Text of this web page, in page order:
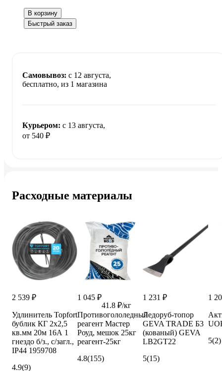
В корзину
Быстрый заказ
Самовывоз: c 12 августа,
бесплатно, из 1 магазина
Курьером: c 13 августа,
от 540 ₽
Расходные материалы
2 539 ₽
Удлинитель Topfort
бублик КГ 2x2,5
кв.мм 20м 16А 1
гнездо б/з., с/загл.,
IP44 1959708
4.9(9)
1 045 ₽
41.8 ₽/кг
Противогололедный
реагент Мастер
Роуд, мешок 25кг
реагент-25кг
4.8(155)
1 231 ₽
Ледоруб-топор
GEVA TRADE Б3
(кованый) GEVA
LB2GT22
5(15)
1
5(2)